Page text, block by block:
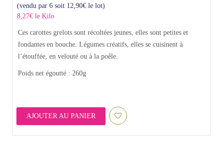
(vendu par 6 soit 12,90€ le lot)
8,27€ le Kilo
Ces carottes grelots sont récoltées jeunes, elles sont petites et
fondantes en bouche. Légumes créatifs, elles se cuisinent à
l’étouffée, en velouté ou à la poêle.
Poids net égoutté : 260g
AJOUTER AU PANIER